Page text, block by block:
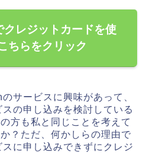
レジットカードを使
ちらをクリック
サービスに興味があって、
の申し込みを検討している
方も私と同じことを考えて
？ただ、何かしらの理由で
に申し込みできずにクレジ